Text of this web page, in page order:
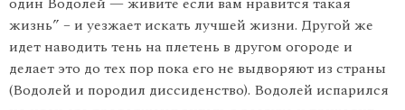
жизнь” – и уезжает искать лучшей жизни. Другой же
идет наводить тень на плетень в другом огороде и
делает это до тех пор пока его не выдворяют из страны
(Водолей и породил диссиденство). Водолей испарился